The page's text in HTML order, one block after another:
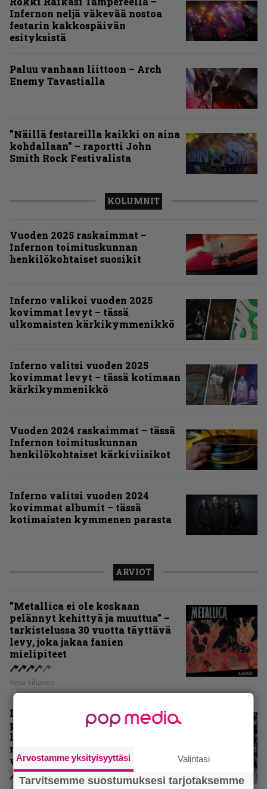
Infernon neljä väkevää nostoa
festarin kakkospäivän
esityksistä
Paluu vanhaan liittoon – Arch
Enemy Tavastialla
”Näillä festareilla kaikki on aina
kohdallaan” – raportti John
Smith Rock Festivalista
KOLUMNIT
Vuoden 2025 raskaimmat –
Infernon toimituskunnan
henkilökohtaiset suosikit
Inferno valikoi vuoden 2025
kovimmat levyt – tässä
ulkomaisten kärkikymmenikkö
Inferno valitsi vuoden 2025
kovimmat levyt – tässä kotimaan
kärkikymmenikkö
Vuoden 2024 raskaimmat – tässä
Infernon toimituskunnan
henkilökohtaiset kärkiviisikot
Inferno valitsi vuoden 2024
kovimmat albumit – tässä
kotimaisten kymmenen parasta
ARVIOT
”Metallica ei ole koskaan
pelännyt kehittyä ja muuttua” –
tarkistelussa 30 vuotta täyttävä
levy, joka jakaa fanien
mielipiteet
Vesa Siltanen
Levyarvio: Coronerin
paluualbumi 32 vuotta edellisen
levytyksen jälkeen ei voi
mitenkään täyttää odotuksia. Vai
voiko?
Arvostamme yksityisyyttäsi Valintasi
Tarvitsemme suostumuksesi tarjotaksemme